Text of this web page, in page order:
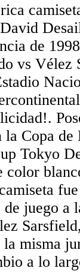
de
vs Vélez
Copa
Tokyo
color
juego a
misma
a lo